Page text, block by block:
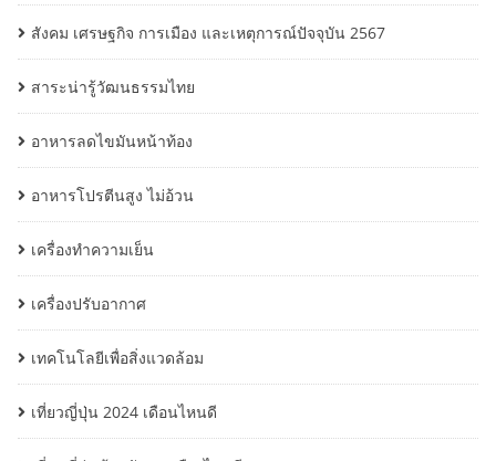
สังคม เศรษฐกิจ การเมือง และเหตุการณ์ปัจจุบัน 2567
สาระน่ารู้วัฒนธรรมไทย
อาหารลดไขมันหน้าท้อง
อาหารโปรตีนสูง ไม่อ้วน
เครื่องทำความเย็น
เครื่องปรับอากาศ
เทคโนโลยีเพื่อสิ่งแวดล้อม
เที่ยวญี่ปุ่น 2024 เดือนไหนดี